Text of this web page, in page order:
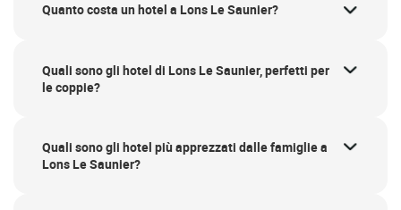
Quanto costa un hotel a Lons Le Saunier?
Quali sono gli hotel di Lons Le Saunier, perfetti per
le coppie?
Quali sono gli hotel più apprezzati dalle famiglie a
Lons Le Saunier?